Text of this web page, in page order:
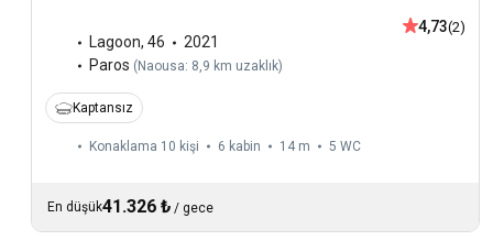
Lagoon, 46
2021
Paros ( Naousa: 8,9 km uzaklık)
4,73(2)
Kaptansız
Konaklama 10 kişi 6 kabin 14 m 5 WC
En düşük41.326 ₺ / gece